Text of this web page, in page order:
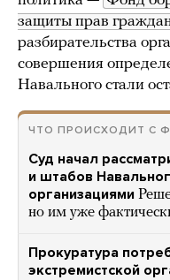
защиты прав
разбирательства
совершения
Навального стали
ЧТО ПРОИСХОДИТ С
Суд начал
и штабов
организациями
но им уже
Прокуратура
экстремистской